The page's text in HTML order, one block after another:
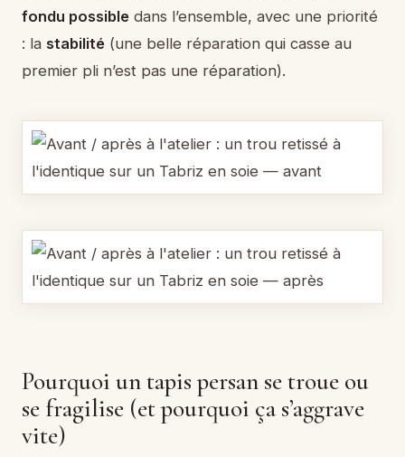
fondu possible dans l’ensemble, avec une priorité
: la stabilité (une belle réparation qui casse au
premier pli n’est pas une réparation).
Pourquoi un tapis persan se troue ou
se fragilise (et pourquoi ça s’aggrave
vite)